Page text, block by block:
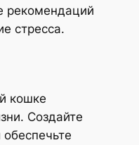
рекомендаций
стресса.
кошке
Создайте